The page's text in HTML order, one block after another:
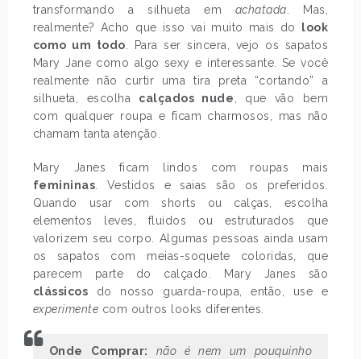
transformando a silhueta em achatada . Mas,
realmente? Acho que isso vai muito mais do
look
como um todo . Para ser sincera, vejo os sapatos
Mary Jane como algo sexy e interessante. Se você
realmente não curtir uma tira preta “cortando” a
silhueta, escolha calçados nude , que vão bem
com qualquer roupa e ficam charmosos, mas não
chamam tanta atenção.
Mary Janes ficam lindos com roupas mais
femininas . Vestidos e saias são os preferidos.
Quando usar com shorts ou calças, escolha
elementos leves, fluidos ou estruturados que
valorizem seu corpo. Algumas pessoas ainda usam
os sapatos com meias-soquete coloridas, que
parecem parte do calçado. Mary Janes são
clássicos do nosso guarda-roupa, então, use e
experimente com outros looks diferentes.
Onde Comprar:
não é nem um pouquinho